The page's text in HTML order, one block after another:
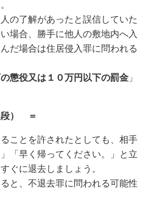
の了解があったと誤信していた
場合、勝手に他人の敷地内へ入
だ場合は住居侵入罪に問われる
懲役又は１０万円以下の罰金 」
段） ＝
ことを許されたとしても、相手
「早く帰ってください。」と立
ぐに退去しましょう。
と、不退去罪に問われる可能性